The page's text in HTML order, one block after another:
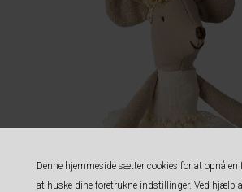
Denne hjemmeside sætter cookies for at opnå
at huske dine foretrukne indstillinger. Ved hjælp